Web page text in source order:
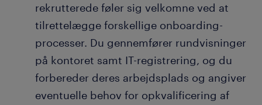
rekrutterede føler sig velkomne ved at
tilrettelægge forskellige onboarding-
processer. Du gennemfører rundvisninger
på kontoret samt IT-registrering, og du
forbereder deres arbejdsplads og angiver
eventuelle behov for opkvalificering af